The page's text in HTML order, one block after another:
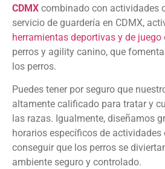
CDMX combinado con actividades
servicio de guardería en CDMX,
herramientas deportivas y de juego
perros y agility canino, que
los perros.
Puedes tener por seguro que
altamente calificado para tratar y
las razas. Igualmente, diseñamos
horarios específicos de actividades
conseguir que los perros se
ambiente seguro y controlado.